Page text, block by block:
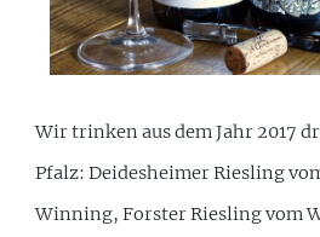
Wir trinken aus dem Jahr 2017
Pfalz: Deidesheimer Riesling
Winning, Forster Riesling vom